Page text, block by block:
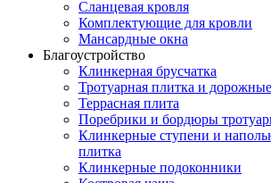
Сланцевая кровля
Комплектующие для кровли
Мансардные окна
Благоустройство
Клинкерная брусчатка
Тротуарная плитка и
Террасная плита
Поребрики и бордюры
Клинкерные ступени и
плитка
Клинкерные подоконники